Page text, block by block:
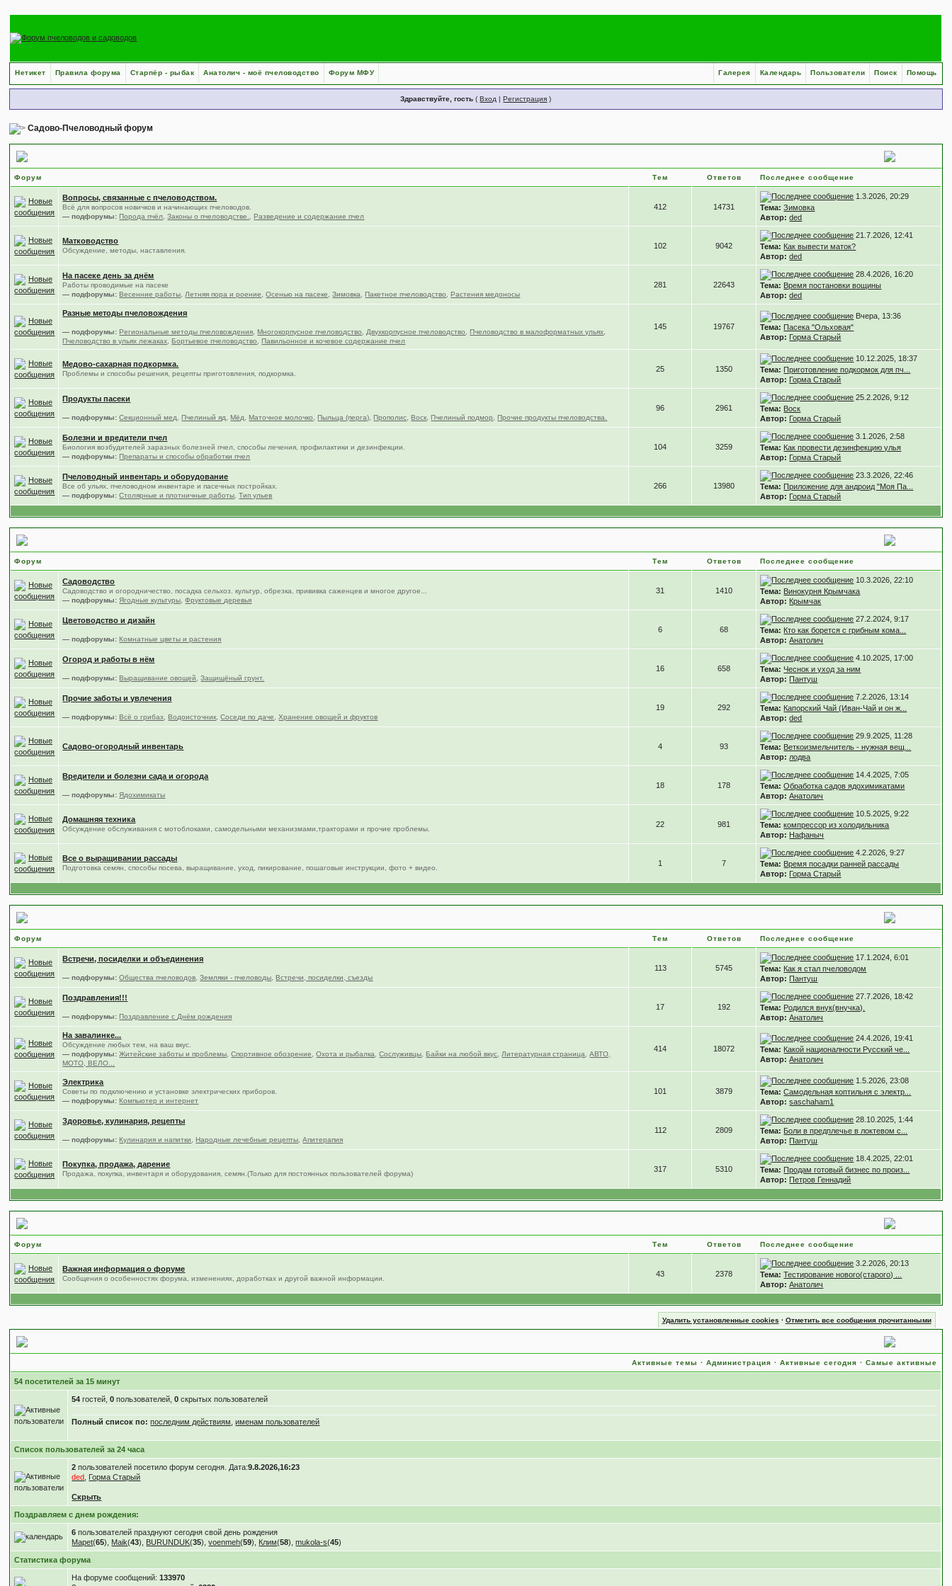
Нетикет Правила форума Старпёр - рыбак Анатолич - моё пчеловодство Форум МФУ Помощь
Поиск
Пользователи
Календарь
Галерея
Здравствуйте, гость (Вход |Регистрация )
Садово-Пчеловодный форум
Форум Тем Ответов Последнее сообщение
Вопросы, связанные с пчеловодством.
Всё для вопросов новичков и начинающих пчеловодов.
— подфорумы: Порода пчёл ,Законы о пчеловодстве. ,Разведение и содержание пчел
412 14731
1.3.2026, 20:29
Тема: Зимовка
Автор: ded
Матководство
Обсуждение, методы, наставления.
102 9042
21.7.2026, 12:41
Тема: Как вывести маток?
Автор: ded
На пасеке день за днём
Работы проводимые на пасеке
— подфорумы: Весенние работы Летняя пора и роение ,Осенью на пасеке ,Зимовка ,Пакетное пчеловодство ,Растения медоносы
281 22643
28.4.2026, 16:20
Тема: Время постановки вощины
Автор: ded
Разные методы пчеловождения
— подфорумы: Региональные методы пчеловождения ,Многокорпусное пчеловодство Двухкорпусное пчеловодство ,Пчеловодство в малоформатных ульях
Пчеловодство в ульях лежаках ,Бортьевое пчеловодство ,Павильонное и кочевое содержание пчел
145 19767
Вчера, 13:36
Тема: Пасека "Ольховая"
Автор: Горма Старый
Медово-сахарная подкормка.
Проблемы и способы решения, рецепты приготовления, подкормка.
25 1350
10.12.2025, 18:37
Тема: Приготовление подкормок для пч...
Автор: Горма Старый
Продукты пасеки
— подфорумы: Секционный мед ,Пчелиный яд ,Мёд ,Маточное молочко ,Пыльца (перга) ,Прополис ,Воск ,Пчелиный подмор ,Прочие продукты пчеловодства.
96 2961
25.2.2026, 9:12
Тема: Воск
Автор: Горма Старый
Болезни и вредители пчел
Биология возбудителей заразных болезней пчел, способы лечения, профилактики и дезинфекции.
— подфорумы: Препараты и способы обработки пчел
104 3259
3.1.2026, 2:58
Тема: Как провести дезинфекцию улья
Автор: Горма Старый
Пчеловодный инвентарь и оборудование
Все об ульях, пчеловодном инвентаре и пасечных постройках.
— подфорумы: Столярные и плотничные работы ,Тип ульев
266 13980
23.3.2026, 22:46
Тема: Приложение для андроид "Моя Па...
Автор: Горма Старый
Форум Тем Ответов Последнее сообщение
Садоводство
Садоводство и огородничество, посадка сельхоз. культур, обрезка, прививка саженцев и многое другое...
— подфорумы: Ягодные культуры ,Фруктовые деревья
31 1410
10.3.2026, 22:10
Тема: Винокурня Крымчака
Автор: Крымчак
Цветоводство и дизайн
— подфорумы: Комнатные цветы и растения
6 68
27.2.2024, 9:17
Тема: Кто как борется с грибным кома...
Автор: Анатолич
Огород и работы в нём
— подфорумы: Выращивание овощей ,Защищёный грунт.
16 658
4.10.2025, 17:00
Тема: Чеснок и уход за ним
Автор: Пантуш
Прочие заботы и увлечения
— подфорумы: Всё о грибах ,Водоисточник ,Соседи по даче ,Хранение овощей и фруктов
19 292
7.2.2026, 13:14
Тема: Капорский Чай (Иван-Чай и он ж...
Автор: ded
Садово-огородный инвентарь 4 93
29.9.2025, 11:28
Тема: Веткоизмельчитель - нужная вещ...
Автор: лодва
Вредители и болезни сада и огорода
— подфорумы: Ядохимикаты
18 178
14.4.2025, 7:05
Тема: Обработка садов ядохимикатами
Автор: Анатолич
Домашняя техника
Обсуждение обслуживания с мотоблоками, самодельными механизмами,тракторами и прочие проблемы.
22 981
10.5.2025, 9:22
Тема: компрессор из холодильника
Автор: Нафаныч
Все о выращивании рассады
Подготовка семян, способы посева, выращивание, уход, пикирование, пошаговые инструкции, фото + видео.
1 7
4.2.2026, 9:27
Тема: Время посадки ранней рассады
Автор: Горма Старый
Форум Тем Ответов Последнее сообщение
Встречи, посиделки и объединения
— подфорумы: Общества пчеловодов ,Земляки - пчеловоды ,Встречи, посиделки, съезды
113 5745
17.1.2024, 6:01
Тема: Как я стал пчеловодом
Автор: Пантуш
Поздравления!!!
— подфорумы: Поздравление с Днём рождения
17 192
27.7.2026, 18:42
Тема: Родился внук(внучка).
Автор: Анатолич
На завалинке...
Обсуждение любых тем, на ваш вкус.
— подфорумы: Житейские заботы и проблемы ,Спортивное обозрение ,Охота и рыбалка ,Сослуживцы ,Байки на любой вкус Литературная страница ,АВТО,
МОТО, ВЕЛО...
414 18072
24.4.2026, 19:41
Тема: Какой националности Русский че...
Автор: Анатолич
Электрика
Советы по подключению и установке электрических приборов.
— подфорумы: Компьютер и интернет
101 3879
1.5.2026, 23:08
Тема: Самодельная коптильня с электр...
Автор: saschaham1
Здоровье, кулинария, рецепты
— подфорумы: Кулинария и напитки ,Народные лечебные рецепты ,Апитерапия
112 2809
28.10.2025, 1:44
Тема: Боли в предплечье в локтевом с...
Автор: Пантуш
Покупка, продажа, дарение
Продажа, покупка, инвентаря и оборудования, семян.(Только для постоянных пользователей форума)
317 5310
18.4.2025, 22:01
Тема: Продам готовый бизнес по произ...
Автор: Петров Геннадий
Форум Тем Ответов Последнее сообщение
Важная информация о форуме
Сообщения о особенностях форума, изменениях, доработках и другой важной информации.
43 2378
3.2.2026, 20:13
Тема: Тестирование нового(старого) ...
Автор: Анатолич
Удалить установленные cookies · Отметить все сообщения прочитанными
Активные темы ·Администрация ·Активные сегодня ·Самые активные
54 посетителей за 15 минут
54 гостей,0 пользователей,0 скрытых пользователей
Полный список по: последним действиям ,именам пользователей
Список пользователей за 24 часа
2 пользователей посетило форум сегодня. Дата:9.8.2026,16:23
ded Горма Старый
Скрыть
Поздравляем с днем рождения:
6 пользователей празднуют сегодня свой день рождения
Mapet(65), Maik(43), BURUNDUK(35),voenmeh(59), Клим(58),mukola-s(45)
Статистика форума
На форуме сообщений:133970